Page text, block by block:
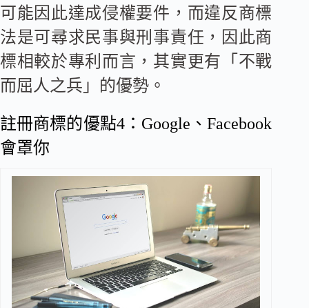
可能因此達成侵權要件，而違反商標
法是可尋求民事與刑事責任，因此商
標相較於專利而言，其實更有「不戰
而屈人之兵」的優勢。
註冊商標的優點4：Google、Facebook
會罩你